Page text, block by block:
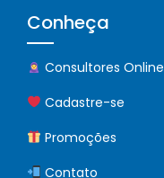
Conheça
Consultores Online
Cadastre-se
Promoções
Contato